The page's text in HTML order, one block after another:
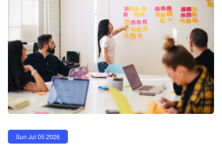
Sun Jul 05 2026